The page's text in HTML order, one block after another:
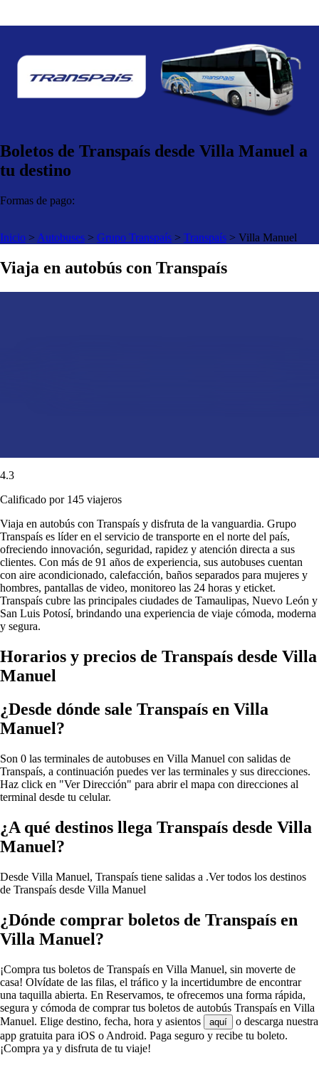
Boletos de Transpaís desde Villa Manuel a
tu destino
Formas de pago:
Inicio > Autobuses > Grupo Transpaís > Transpaís > Villa Manuel
Viaja en autobús con Transpaís
4.3
Calificado por 145 viajeros
Viaja en autobús con Transpaís y disfruta de la vanguardia. Grupo
Transpaís es líder en el servicio de transporte en el norte del país,
ofreciendo innovación, seguridad, rapidez y atención directa a sus
clientes. Con más de 91 años de experiencia, sus autobuses cuentan
con aire acondicionado, calefacción, baños separados para mujeres y
hombres, pantallas de video, monitoreo las 24 horas y eticket.
Transpaís cubre las principales ciudades de Tamaulipas, Nuevo León y
San Luis Potosí, brindando una experiencia de viaje cómoda, moderna
y segura.
Horarios y precios de Transpaís desde Villa
Manuel
¿Desde dónde sale Transpaís en Villa
Manuel?
Son 0 las terminales de autobuses en Villa Manuel con salidas de
Transpaís, a continuación puedes ver las terminales y sus direcciones.
Haz click en "Ver Dirección" para abrir el mapa con direcciones al
terminal desde tu celular.
¿A qué destinos llega Transpaís desde Villa
Manuel?
Desde Villa Manuel, Transpaís tiene salidas a .Ver todos los destinos
de Transpaís desde Villa Manuel
¿Dónde comprar boletos de Transpaís en
Villa Manuel?
¡Compra tus boletos de Transpaís en Villa Manuel, sin moverte de
casa! Olvídate de las filas, el tráfico y la incertidumbre de encontrar
una taquilla abierta. En Reservamos, te ofrecemos una forma rápida,
segura y cómoda de comprar tus boletos de autobús Transpaís en Villa
Manuel. Elige destino, fecha, hora y asientos
aquí
o descarga nuestra
app gratuita para iOS o Android. Paga seguro y recibe tu boleto.
¡Compra ya y disfruta de tu viaje!